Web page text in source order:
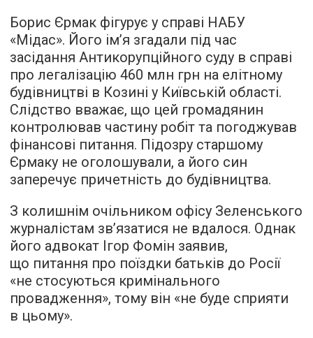
Борис Єрмак фігурує у справі НАБУ
«Мідас». Його ім’я згадали під час
засідання Антикорупційного суду в справі
про легалізацію 460 млн грн на елітному
будівництві в Козині у Київській області.
Слідство вважає, що цей громадянин
контролював частину робіт та погоджував
фінансові питання. Підозру старшому
Єрмаку не оголошували, а його син
заперечує причетність до будівництва.
З колишнім очільником офісу Зеленського
журналістам зв’язатися не вдалося. Однак
його адвокат Ігор Фомін заявив,
що питання про поїздки батьків до Росії
«не стосуються кримінального
провадження», тому він «не буде сприяти
в цьому».